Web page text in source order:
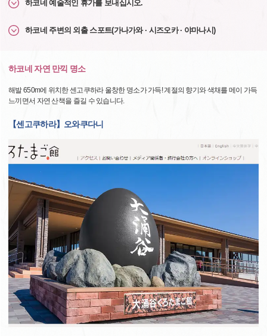
하코네 예술적인 휴가를 보내십시오.
하코네 주변의 외출 스포트(가나가와 · 시즈오카 · 야마나시)
하코네 자연 만끽 명소
해발 650m에 위치한 센고쿠하라 울창한 명소가 가득! 계절의 향기와 색채를 메이 가득
느끼면서 자연 산책을 즐길 수 있습니다.
【센고쿠하라】오와쿠다니